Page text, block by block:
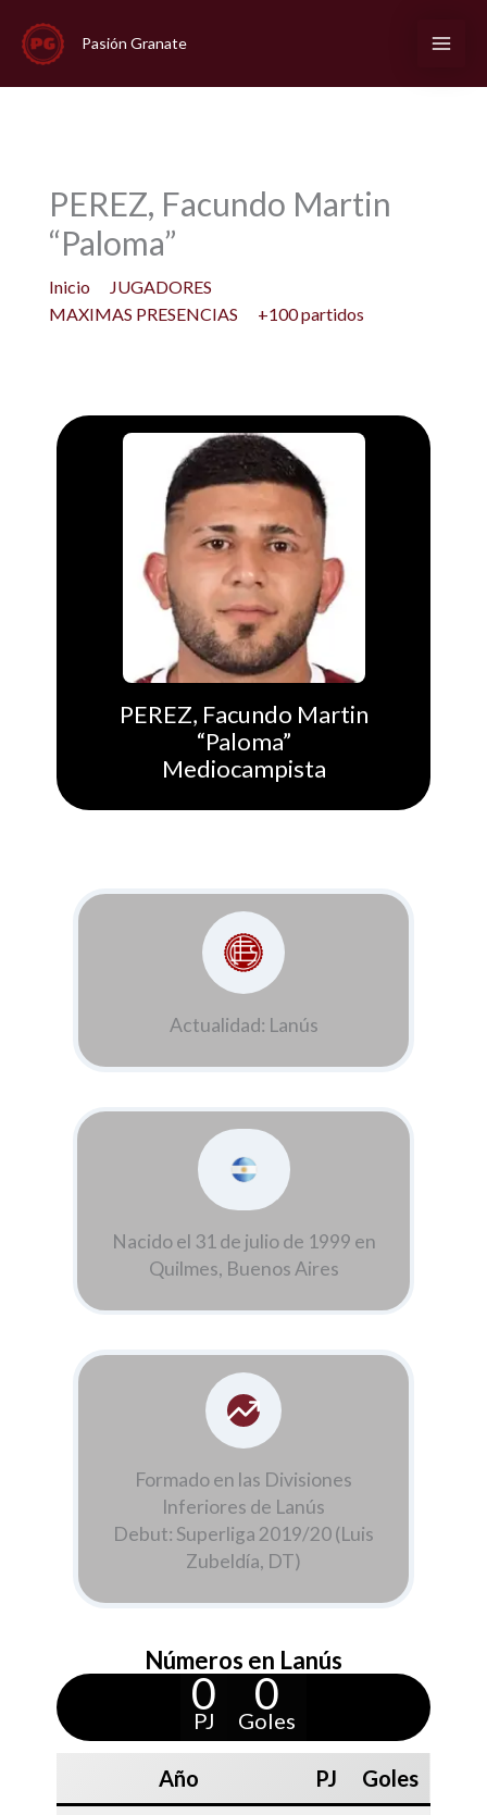
contenido
Pasión Granate
PEREZ, Facundo Martin
“Paloma”
Inicio
JUGADORES
MAXIMAS PRESENCIAS
+100 partidos
PEREZ, Facundo Martin
“Paloma”
Mediocampista
Actualidad: Lanús
Nacido el 31 de julio de 1999 en
Quilmes, Buenos Aires
Formado en las Divisiones
Inferiores de Lanús
Debut: Superliga 2019/20 (Luis
Zubeldía, DT)
Números en Lanús
0
PJ
0
Goles
Año PJ
Goles